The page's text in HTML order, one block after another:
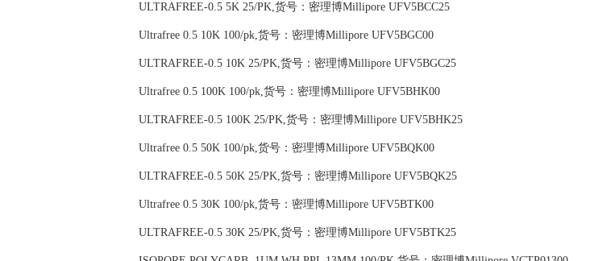
ULTRAFREE-0.5 5K 25/PK,货号：密理博Millipore UFV5BCC25
Ultrafree 0.5 10K 100/pk,货号：密理博Millipore UFV5BGC00
ULTRAFREE-0.5 10K 25/PK,货号：密理博Millipore UFV5BGC25
Ultrafree 0.5 100K 100/pk,货号：密理博Millipore UFV5BHK00
ULTRAFREE-0.5 100K 25/PK,货号：密理博Millipore UFV5BHK25
Ultrafree 0.5 50K 100/pk,货号：密理博Millipore UFV5BQK00
ULTRAFREE-0.5 50K 25/PK,货号：密理博Millipore UFV5BQK25
Ultrafree 0.5 30K 100/pk,货号：密理博Millipore UFV5BTK00
ULTRAFREE-0.5 30K 25/PK,货号：密理博Millipore UFV5BTK25